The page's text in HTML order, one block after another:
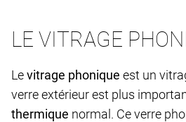
LE VITRAGE
Levitrage phonique est un
verre extérieur est plus
thermique normal. Ce verre